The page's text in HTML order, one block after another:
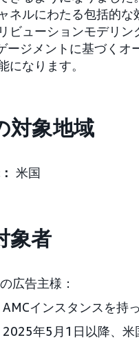
ネルにわたる包括的な
ビューションモデリン
ージメントに基づくオ
になります。
対象地域
米国
象者
広告主様：
AMCインスタンスを持
2025年5月1日以降、米